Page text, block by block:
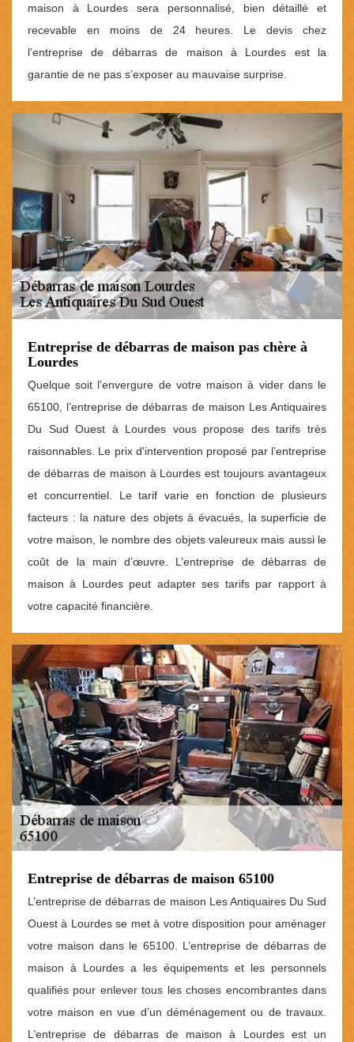
maison à Lourdes sera personnalisé, bien détaillé et
recevable en moins de 24 heures. Le devis chez
l’entreprise de débarras de maison à Lourdes est la
garantie de ne pas s’exposer au mauvaise surprise.
Entreprise de débarras de maison pas chère à
Lourdes
Quelque soit l’envergure de votre maison à vider dans le
65100, l’entreprise de débarras de maison Les Antiquaires
Du Sud Ouest à Lourdes vous propose des tarifs très
raisonnables. Le prix d'intervention proposé par l’entreprise
de débarras de maison à Lourdes est toujours avantageux
et concurrentiel. Le tarif varie en fonction de plusieurs
facteurs : la nature des objets à évacués, la superficie de
votre maison, le nombre des objets valeureux mais aussi le
coût de la main d’œuvre. L’entreprise de débarras de
maison à Lourdes peut adapter ses tarifs par rapport à
votre capacité financière.
Entreprise de débarras de maison 65100
L’entreprise de débarras de maison Les Antiquaires Du Sud
Ouest à Lourdes se met à votre disposition pour aménager
votre maison dans le 65100. L’entreprise de débarras de
maison à Lourdes a les équipements et les personnels
qualifiés pour enlever tous les choses encombrantes dans
votre maison en vue d’un déménagement ou de travaux.
L’entreprise de débarras de maison à Lourdes est un